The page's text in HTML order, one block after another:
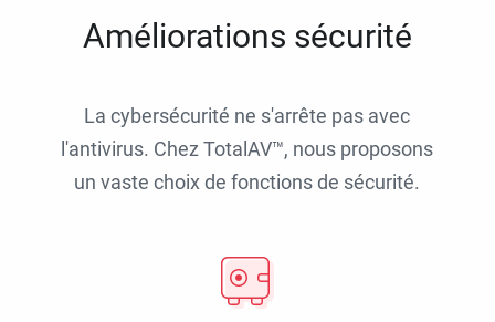
Améliorations sécurité
La cybersécurité ne s'arrête pas avec
l'antivirus. Chez TotalAV™, nous proposons
un vaste choix de fonctions de sécurité.